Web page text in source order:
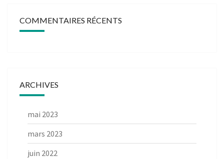
COMMENTAIRES RÉCENTS
ARCHIVES
mai 2023
mars 2023
juin 2022